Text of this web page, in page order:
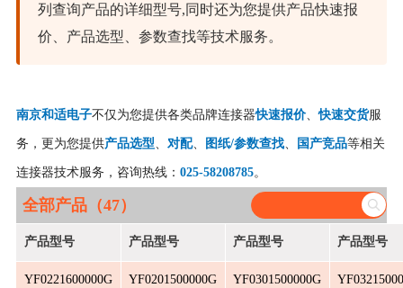
列查询产品的详细型号,同时还为您提供产品快速报
价、产品选型、参数查找等技术服务。
南京和适电子不仅为您提供各类品牌连接器快速报价、快速交货服
务，更为您提供产品选型 对配、 图纸/参数查找、 国产竞品等相关
连接器技术服务，咨询热线： 025-58208785。
全部产品（47）
产品型号 产品型号 产品型号 产品型号
YF0221600000G YF0201500000G YF0301500000G